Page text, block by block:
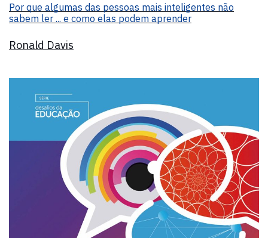
Por que algumas das pessoas mais inteligentes não
sabem ler ... e como elas podem aprender
Ronald Davis